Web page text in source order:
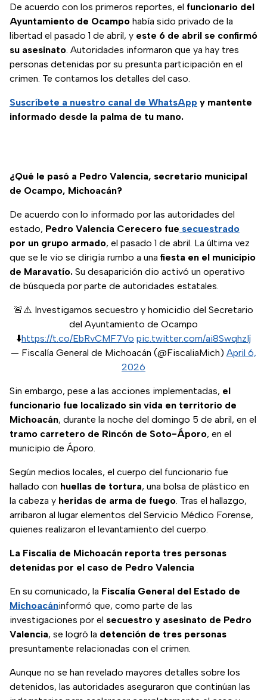
De acuerdo con los primeros reportes, el funcionario del
Ayuntamiento de Ocampo había sido privado de la
libertad el pasado 1 de abril, y este 6 de abril se confirmó
su asesinato. Autoridades informaron que ya hay tres
personas detenidas por su presunta participación en el
crimen. Te contamos los detalles del caso.
Suscríbete a nuestro canal de WhatsApp y mantente
informado desde la palma de tu mano.
¿Qué le pasó a Pedro Valencia, secretario municipal
de Ocampo, Michoacán?
De acuerdo con lo informado por las autoridades del
estado, Pedro Valencia Cerecero fue secuestrado
por un grupo armado, el pasado 1 de abril. La última vez
que se le vio se dirigía rumbo a una fiesta en el municipio
de Maravatío. Su desaparición dio activó un operativo
de búsqueda por parte de autoridades estatales.
🚨⚠️ Investigamos secuestro y homicidio del Secretario
del Ayuntamiento de Ocampo
⬇️https://t.co/EbRvCMF7Vo pic.twitter.com/ai8SwqhzIj
— Fiscalía General de Michoacán (@FiscaliaMich) April 6,
2026
Sin embargo, pese a las acciones implementadas, el
funcionario fue localizado sin vida en territorio de
Michoacán, durante la noche del domingo 5 de abril, en el
tramo carretero de Rincón de Soto-Áporo, en el
municipio de Áporo.
Según medios locales, el cuerpo del funcionario fue
hallado con huellas de tortura, una bolsa de plástico en
la cabeza y heridas de arma de fuego. Tras el hallazgo,
arribaron al lugar elementos del Servicio Médico Forense,
quienes realizaron el levantamiento del cuerpo.
La Fiscalía de Michoacán reporta tres personas
detenidas por el caso de Pedro Valencia
En su comunicado, la Fiscalía General del Estado de
Michoacáninformó que, como parte de las
investigaciones por el secuestro y asesinato de Pedro
Valencia, se logró la detención de tres personas
presuntamente relacionadas con el crimen.
Aunque no se han revelado mayores detalles sobre los
detenidos, las autoridades aseguraron que continúan las